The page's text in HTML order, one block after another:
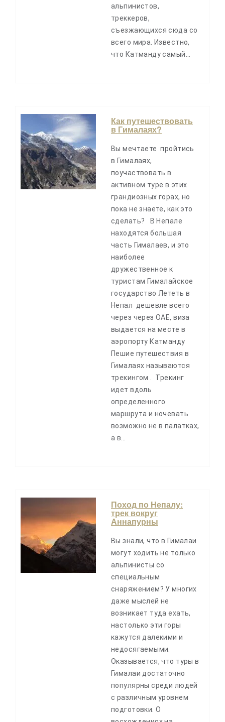
альпинистов,
треккеров,
съезжающихся сюда со
всего мира. Известно,
что Катманду самый…
Как путешествовать
в Гималаях?
Вы мечтаете пройтись
в Гималаях,
поучаствовать в
активном туре в этих
грандиозных горах, но
пока не знаете, как это
сделать? В Непале
находятся большая
часть Гималаев, и это
наиболее
дружественное к
туристам Гималайское
государство Лететь в
Непал дешевле всего
через через ОАЕ, виза
выдается на месте в
аэропорту Катманду
Пешие путешествия в
Гималаях называются
трекингом . Трекинг
идет вдоль
определенного
маршрута и ночевать
возможно не в палатках,
а в…
Поход по Непалу:
трек вокруг
Аннапурны
Вы знали, что в Гималаи
могут ходить не только
альпинисты со
специальным
снаряжением? У многих
даже мыслей не
возникает туда ехать,
настолько эти горы
кажутся далекими и
недосягаемыми.
Оказывается, что туры в
Гималаи достаточно
популярны среди людей
с различным уровнем
подготовки. О